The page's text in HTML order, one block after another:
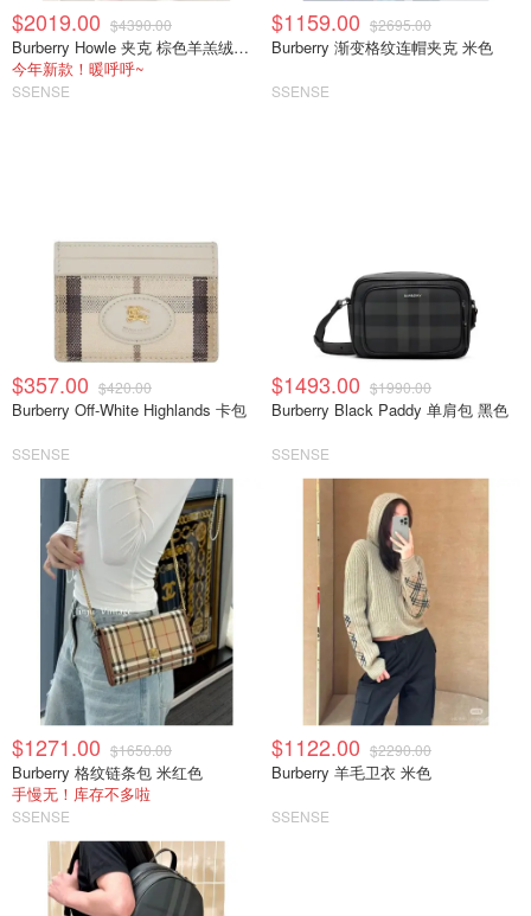
$2019.00 $4390.00
Burberry Howle 夹克 棕色羊羔绒领 棉质
今年新款！暖呼呼~
SSENSE
$1159.00 $2695.00
Burberry 渐变格纹连帽夹克 米色
SSENSE
$357.00 $420.00
Burberry Off-White Highlands 卡包
SSENSE
$1493.00 $1990.00
Burberry Black Paddy 单肩包 黑色
SSENSE
$1271.00 $1650.00
Burberry 格纹链条包 米红色
手慢无！库存不多啦
SSENSE
$1122.00 $2290.00
Burberry 羊毛卫衣 米色
SSENSE